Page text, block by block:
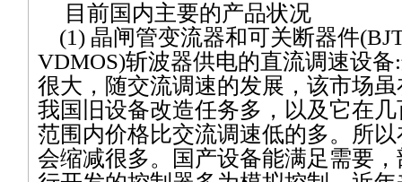
目前国内主要的产品状况
(1) 晶闸管变流器和可关断器件
VDMOS)斩波器供电的直流调速设备:
很大，随交流调速的发展，该市场
我国旧设备改造任务多，以及它在
范围内价格比交流调速低的多。所
会缩减很多。国产设备能满足需要